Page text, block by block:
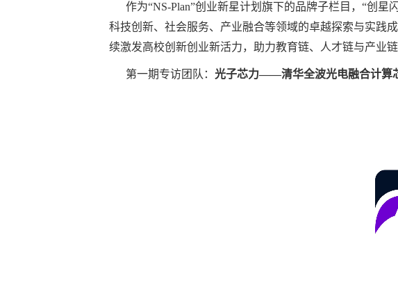
作为“NS-Plan”创业新星计划旗下的品牌子栏目，“创星
科技创新、社会服务、产业融合等领域的卓越探索与实践
续激发高校创新创业新活力，助力教育链、人才链与产业
第一期专访团队： 光子芯力——清华全波光电融合计算